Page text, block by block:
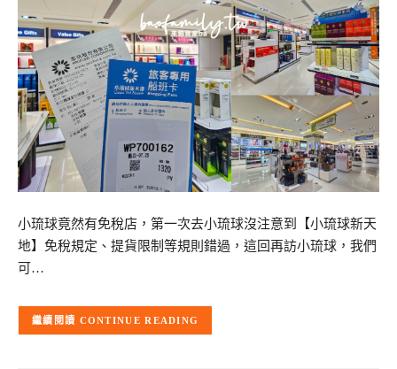
小琉球竟然有免稅店，第一次去小琉球沒注意到【小琉球新天
地】免稅規定、提貨限制等規則錯過，這回再訪小琉球，我們
可…
CONTINUE READING